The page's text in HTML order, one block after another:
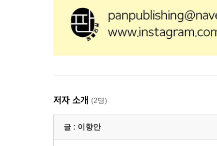
저자 소개 (2명)
글 : 이향안